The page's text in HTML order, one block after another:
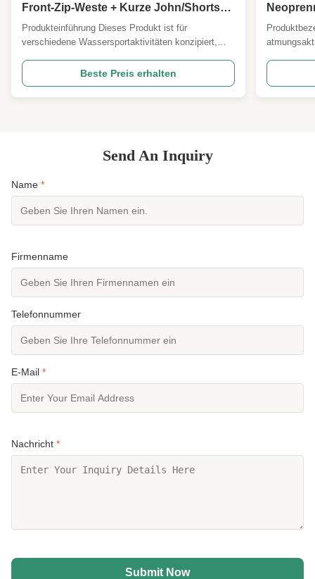
Front-Zip-Weste + Kurze John/Shorts
Optionen Surfen Schnorcheln SUP
Kajak
Produkteinführung Dieses Produkt ist für
verschiedene Wassersportaktivitäten konzipiert,
Schwimmen im Innen- und Außenbereich sowie
Wasserparks. Es bietet Komfort und Flexibilität für
ein verbessertes Erlebnis im Wasser.
Beste Preis erhalten
Send An Inquiry
Name *
Firmenname
Telefonnummer
E-Mail *
Nachricht *
Submit Now